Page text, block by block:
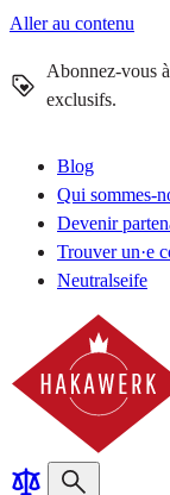
Aller au contenu
Abonnez-vous
exclusifs.
Blog
Qui sommes-
Devenir
Trouver un·e
Neutralseife